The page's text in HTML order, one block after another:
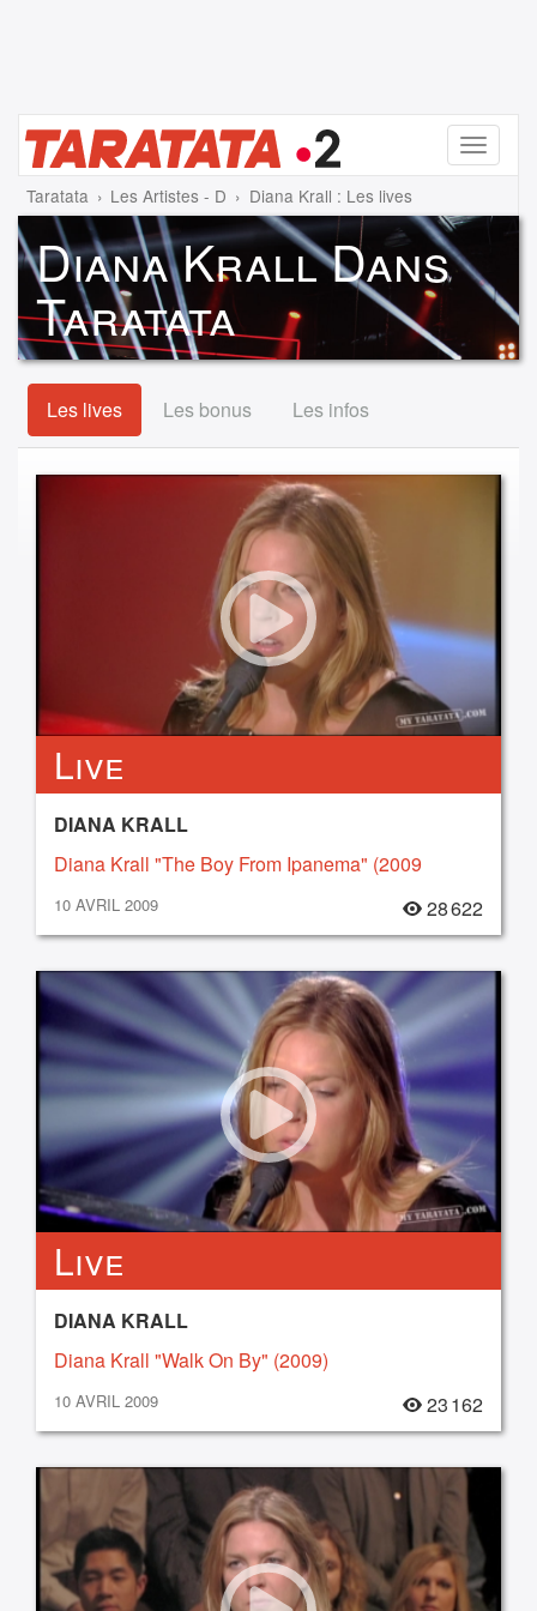
Menu
Taratata Les Artistes - D Diana Krall : Les lives
Diana Krall Dans
Taratata
Les lives Les bonus Les infos
Live
DIANA KRALL
Diana Krall "The Boy From Ipanema" (2009
10 AVRIL 2009 28 622
Live
DIANA KRALL
Diana Krall "Walk On By" (2009)
10 AVRIL 2009 23 162